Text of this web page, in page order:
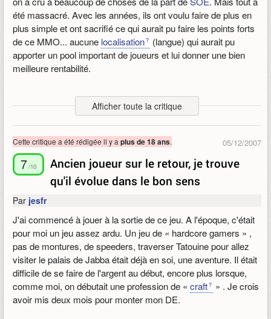
été massacré. Avec les années, ils ont voulu faire de plus en
plus simple et ont sacrifié ce qui aurait pu faire les points forts
de ce MMO... aucune localisation
(langue) qui aurait pu
apporter un pool important de joueurs et lui donner une bien
meilleure rentabilité.
Ils ont détruit une adaptation d'une génération Star wars... et
pourtant les richesses de ce jeu sont énormes. Mais il est trop
court terme » .
Donc pour moi, la pageSWGest tournée et doit l'être par tous
les joueurs et fans raisonnables.
Mon espoir : la seule solution reste d'attendre un éventuel
SWG 2 ou un
KOTOR Online de Bioware
... eux ne sont pas
des plaisantins ou des financiers lorsqu'ils développent un jeu
et sont en général des perfectionnistes !
Publié le 05/12/2007 17:59, modifié le 05/12/2007 21:57
Afficher toute la critique
05/12/2007
Cette critique a été rédigée il y a plus de 18 ans.
7 /10
Ancien joueur sur le retour, je trouve
qu'il évolue dans le bon sens
Par jesfr
J'ai commencé à jouer à la sortie de ce jeu. A l'époque, c'était
pour moi un jeu assez ardu. Un jeu de « hardcore gamers » ,
pas de montures, de speeders, traverser Tatouine pour allez
visiter le palais de Jabba était déjà en soi, une aventure. Il était
difficile de se faire de l'argent au début, encore plus lorsque,
comme moi, on débutait une profession de « craft
» . Je crois
avoir mis deux mois pour monter mon DE.